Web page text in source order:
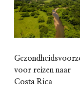
voor reizen naar
Costa Rica